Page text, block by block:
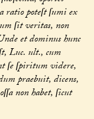
ratio poteſt ſumi ex
ſit veritas, non
et dominus hunc
Luc. ult., cum
ſe ſpiritum videre,
praebuit, dicens,
non habet, ſicut